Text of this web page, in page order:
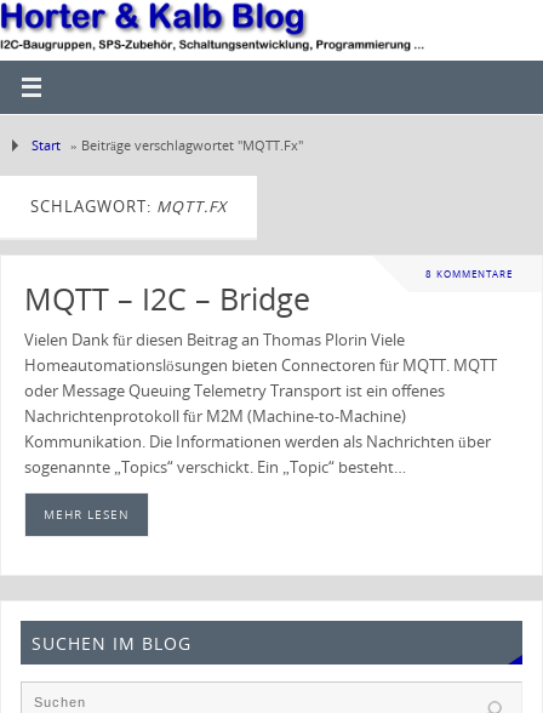
Start » Beiträge verschlagwortet "MQTT.Fx"
SCHLAGWORT: MQTT.FX
8 KOMMENTARE
MQTT – I2C – Bridge
Vielen Dank für diesen Beitrag an Thomas Plorin Viele
Homeautomationslösungen bieten Connectoren für MQTT. MQTT
oder Message Queuing Telemetry Transport ist ein offenes
Nachrichtenprotokoll für M2M (Machine-to-Machine)
Kommunikation. Die Informationen werden als Nachrichten über
sogenannte „Topics“ verschickt. Ein „Topic“ besteht…
MEHR LESEN
SUCHEN IM BLOG